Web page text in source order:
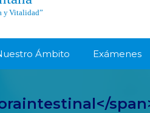
Ámbito Exámenes